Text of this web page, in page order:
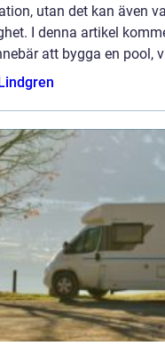
utan det kan även
I denna artikel
att bygga en pool,